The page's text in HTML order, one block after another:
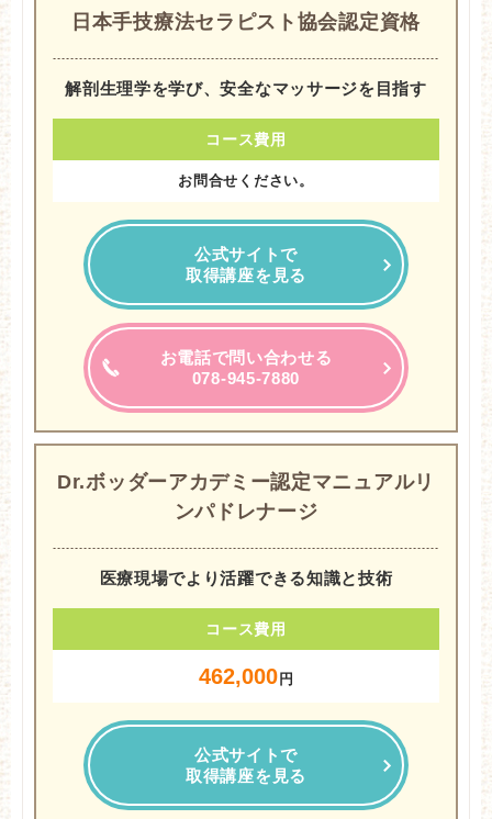
Dr.ボッダーアカデミー認定マニュアルリ
ンパドレナージ
医療現場でより活躍できる知識と技術
コース費用
462,000 円
公式サイトで
取得講座を見る
日本手技療法セラピスト協会認定資格
解剖生理学を学び、安全なマッサージを目指す
コース費用
お問合せください。
公式サイトで
取得講座を見る
お電話で問い合わせる
078-945-7880